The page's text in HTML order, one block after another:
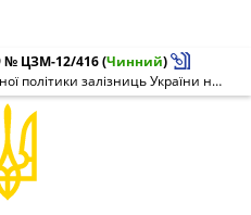
№ ЦЗМ-12/416(Чинний)
Про внесення змін до Тарифної політики залізниць України на 2009 фрахтовий рік